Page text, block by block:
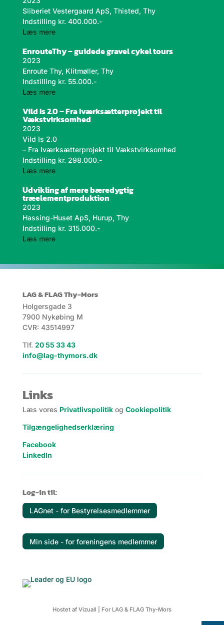
Sliberiet Vestergaard ApS, Thisted, Thy
Indstilling kr. 400.000.-
læs mere
EnrouteThy – guidede gravel cykel tours
2023
Enroute Thy, Klitmøller, Thy
Indstilling kr. 55.000.-
læs mere
Vild Is 2.0 – Fra Iværksætterprojekt til
Vækstvirksomhed
2023
Vild Is 2.0
– Fra Iværksætterprojekt til Vækstvirksomhed
Indstilling kr. 298.000.-
læs mere
Udvikling af mere bæredygtig
træelementproduktion
2023
Hassing-Huset ApS, Hurup, Thy
Indstilling kr. 315.000.-
læs mere
LAG & FLAG Thy-Mors
Holgersgade 3
7900 Nykøbing M
CVR: 43514997
Tlf. 20 55 33 43
info@lag-thymors.dk
Links
Læs vores Privatlivspolitikog Cookiepolitik
Tilgængelighedserklæring
Facebook
LinkedIn
Log-in til:
LAGnet - for Bestyrelsesmedlemmer
Min side - for foreningens medlemmer
Hostet af Vizuall | For LAG & FLAG Thy-Mors